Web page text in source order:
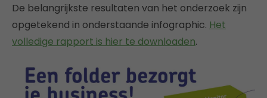
De belangrijkste resultaten van het onderzoek zijn
opgetekend in onderstaande infographic. Het
volledige rapport is hier te downloaden.